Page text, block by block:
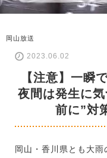
岡山放送
2023.06.02
【注意】一瞬
夜間は発生に
前に”対
岡山・香川県とも大